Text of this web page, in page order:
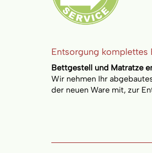
Entsorgung komplettes
Bettgestell und Matratze
Wir nehmen Ihr
der neuen Ware mit, zur